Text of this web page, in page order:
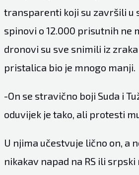
transparenti koji su završili u
spinovi o 12.000 prisutnih ne
dronovi su sve snimili iz
pristalica bio je mnogo manji.
-On se stravično boji Suda i
oduvijek je tako, ali protesti
U njima učestvuje lično on, a
nikakav napad na RS ili srpski